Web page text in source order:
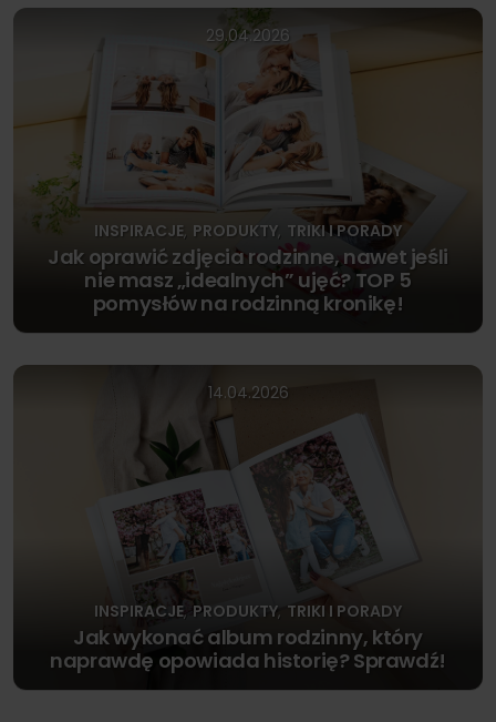
29.04.2026
INSPIRACJE, PRODUKTY TRIKI I PORADY
Jak oprawić zdjęcia rodzinne, nawet jeśli
nie masz „idealnych” ujęć? TOP 5
pomysłów na rodzinną kronikę!
14.04.2026
INSPIRACJE, PRODUKTY, TRIKI I PORADY
Jak wykonać album rodzinny, który
naprawdę opowiada historię? Sprawdź!